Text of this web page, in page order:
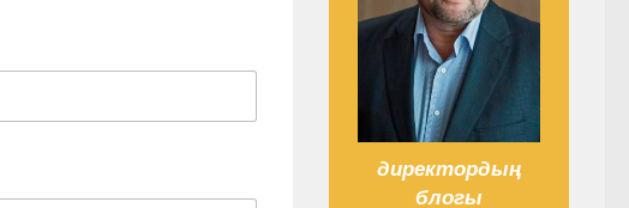
директордың
блогы